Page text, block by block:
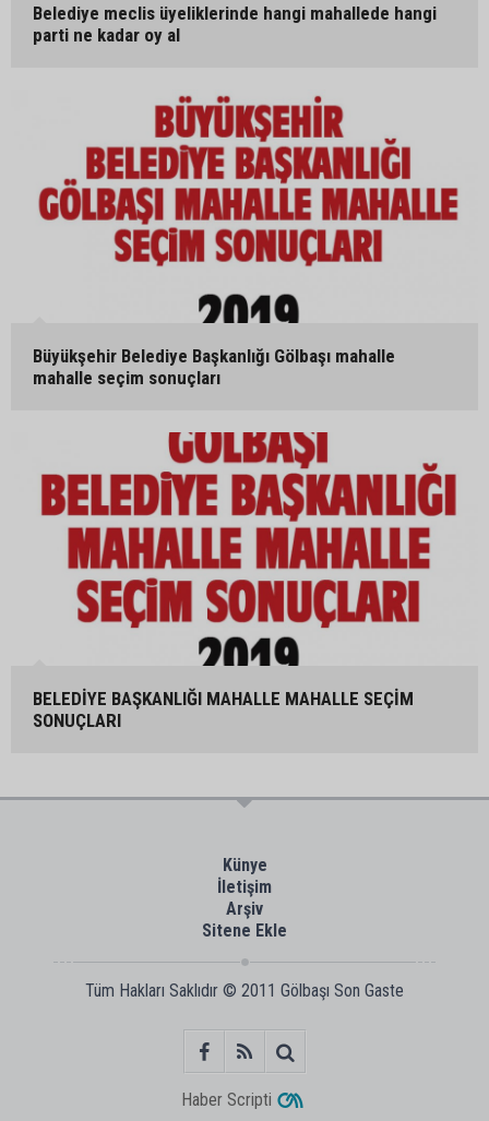
Belediye meclis üyeliklerinde hangi mahallede hangi
parti ne kadar oy al
Büyükşehir Belediye Başkanlığı Gölbaşı mahalle
mahalle seçim sonuçları
BELEDİYE BAŞKANLIĞI MAHALLE MAHALLE SEÇİM
SONUÇLARI
Künye
İletişim
Arşiv
Sitene Ekle
Tüm Hakları Saklıdır © 2011 Gölbaşı Son Gaste
Haber Scripti